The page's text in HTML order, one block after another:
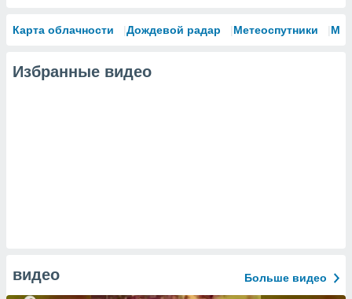
Карта облачности Дождевой радар Метеоспутники
Избранные видео
видео Больше видео